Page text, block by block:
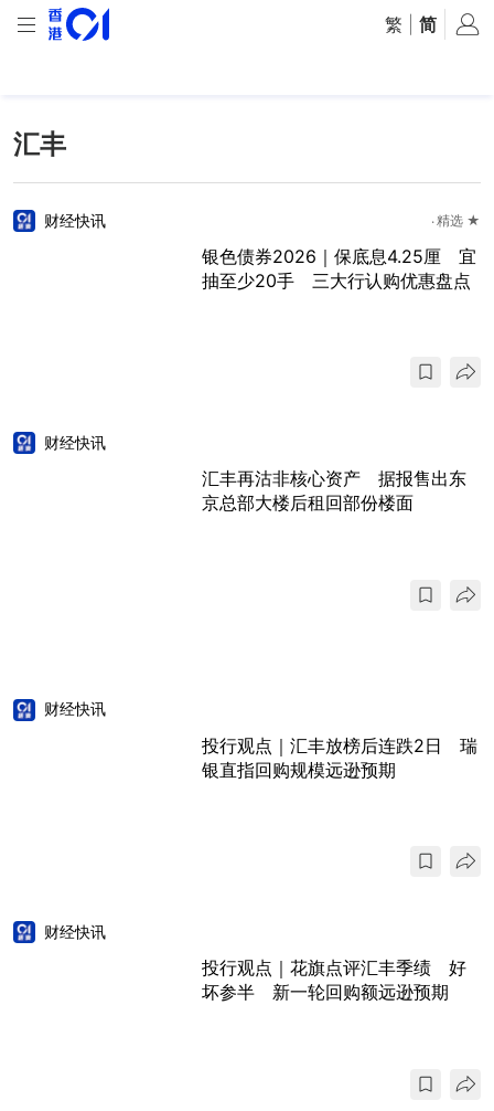
繁 简
汇丰
财经快讯 精选 ★
银色债券2026｜保底息4.25厘 宜
抽至少20手 三大行认购优惠盘点
财经快讯
汇丰再沽非核心资产 据报售出东
京总部大楼后租回部份楼面
财经快讯
投行观点｜汇丰放榜后连跌2日 瑞
银直指回购规模远逊预期
财经快讯
投行观点｜花旗点评汇丰季绩 好
坏参半 新一轮回购额远逊预期